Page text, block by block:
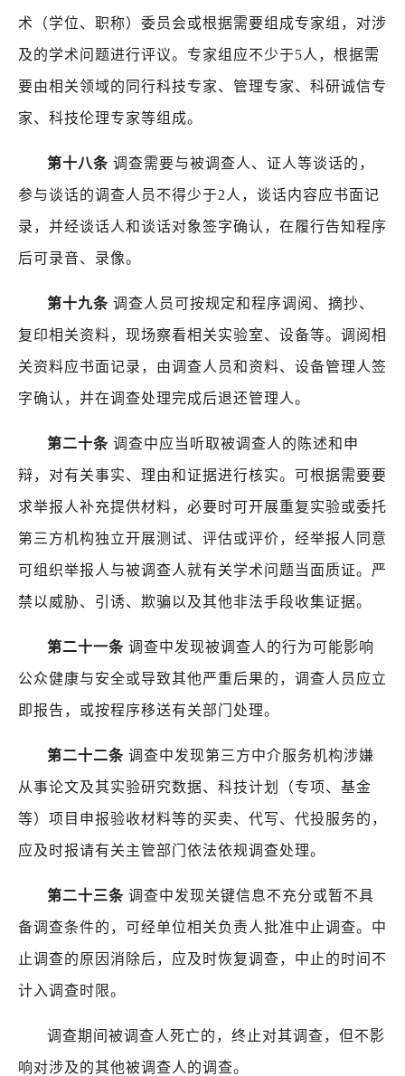
术（学位、职称）委员会或根据需要组成专家组，对涉
及的学术问题进行评议。专家组应不少于5人，根据需
要由相关领域的同行科技专家、管理专家、科研诚信专
家、科技伦理专家等组成。
第十八条 调查需要与被调查人、证人等谈话的，
参与谈话的调查人员不得少于2 人，谈话内容应书面记
录，并经谈话人和谈话对象签字确认，在履行告知程序
后可录音、录像。
第十九条 调查人员可按规定和程序调阅、摘抄、
复印相关资料，现场察看相关实验室、设备等。调阅相
关资料应书面记录，由调查人员和资料、设备管理人签
字确认，并在调查处理完成后退还管理人。
第二十条 调查中应当听取被调查人的陈述和申
辩，对有关事实、理由和证据进行核实。可根据需要要
求举报人补充提供材料，必要时可开展重复实验或委托
第三方机构独立开展测试、评估或评价，经举报人同意
可组织举报人与被调查人就有关学术问题当面质证。严
禁以威胁、引诱、欺骗以及其他非法手段收集证据。
第二十一条 调查中发现被调查人的行为可能影响
公众健康与安全或导致其他严重后果的，调查人员应立
即报告，或按程序移送有关部门处理。
第二十二条 调查中发现第三方中介服务机构涉嫌
从事论文及其实验研究数据、科技计划（专项、基金
等）项目申报验收材料等的买卖、代写、代投服务的，
应及时报请有关主管部门依法依规调查处理。
第二十三条 调查中发现关键信息不充分或暂不具
备调查条件的，可经单位相关负责人批准中止调查。中
止调查的原因消除后，应及时恢复调查，中止的时间不
计入调查时限。
调查期间被调查人死亡的，终止对其调查，但不影
响对涉及的其他被调查人的调查。